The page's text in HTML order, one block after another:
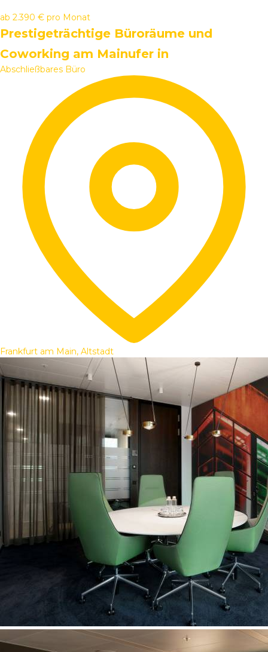
ab 2.390 € pro Monat
Prestigeträchtige Büroräume und
Coworking am Mainufer in
Abschließbares Büro
Frankfurt am Main, Altstadt